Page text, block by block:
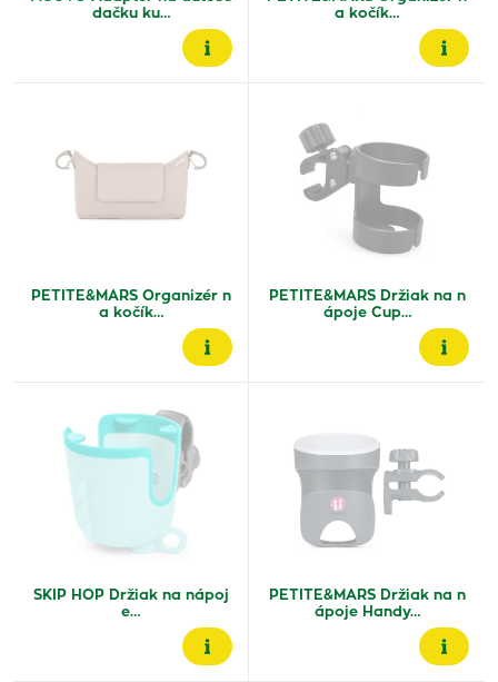
dačku ku…
a kočík…
PETITE&MARS Organizér n
a kočík…
PETITE&MARS Držiak na n
ápoje Cup…
SKIP HOP Držiak na nápoj
e…
PETITE&MARS Držiak na n
ápoje Handy…